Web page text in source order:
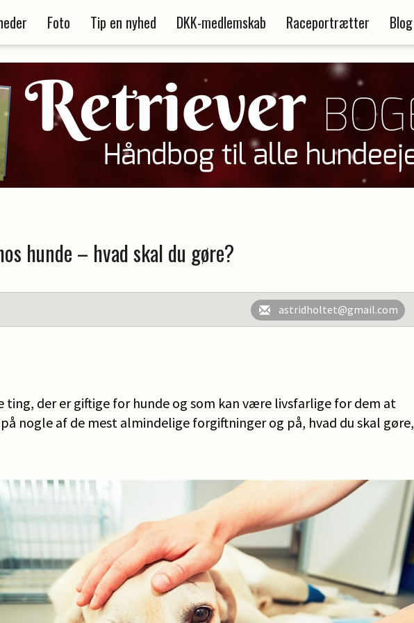
Foto Tip en nyhed DKK-medlemskab Raceportrætter Blog
hunde – hvad skal du gøre?
astridholtet@gmail.com
ting, der er giftige for hunde og som kan være livsfarlige for dem at
nogle af de mest almindelige forgiftninger og på, hvad du skal gøre,